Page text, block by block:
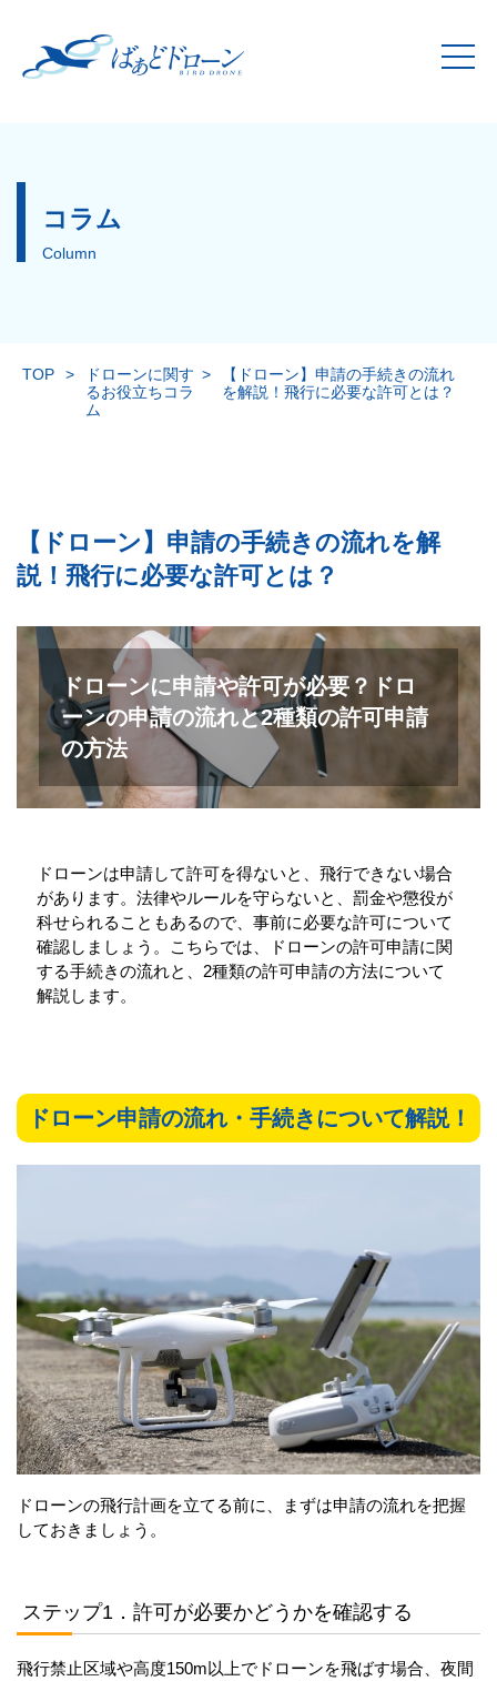
コラム
Column
TOP >
ドローンに関す
るお役立ちコラ
ム
>
【ドローン】申請の手続きの流れ
を解説！飛行に必要な許可とは？
【ドローン】申請の手続きの流れを解
説！飛行に必要な許可とは？
ドローンに申請や許可が必要？ドロ
ーンの申請の流れと2種類の許可申請
の方法
ドローンは申請して許可を得ないと、飛行できない場合
があります。法律やルールを守らないと、罰金や懲役が
科せられることもあるので、事前に必要な許可について
確認しましょう。こちらでは、ドローンの許可申請に関
する手続きの流れと、2種類の許可申請の方法について
解説します。
ドローン申請の流れ・手続きについて解説！
ドローンの飛行計画を立てる前に、まずは申請の流れを把握
しておきましょう。
ステップ1．許可が必要かどうかを確認する
飛行禁止区域や高度150m以上でドローンを飛ばす場合、夜間